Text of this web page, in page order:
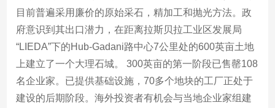
目前普遍采用廉价的原始采石，精加工和抛光方法。政
府意识到其出口潜力，在距离拉斯贝拉工业区发展局
“LIEDA”下的Hub-Gadani路中心7公里处的600英亩土地
上建立了一个大理石城。 300英亩的第一阶段已售罄108
名企业家。已提供基础设施，70多个地块的工厂正处于
建设的后期阶段。海外投资者有机会与当地企业家组建